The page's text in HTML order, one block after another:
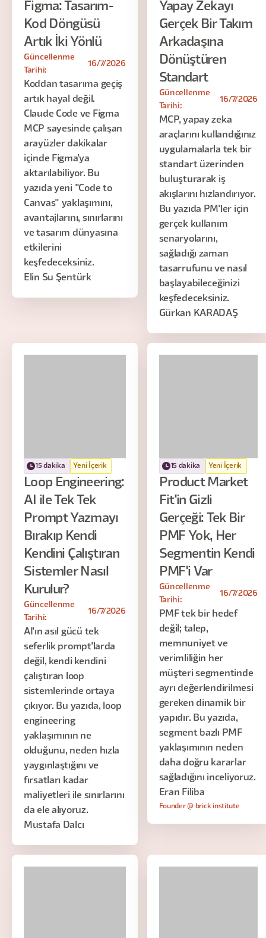
Figma: Tasarım-
Kod Döngüsü
Artık İki Yönlü
Güncellenme
Tarihi:
16/7/2026
Koddan tasarıma geçiş
artık hayal değil.
Claude Code ve Figma
MCP sayesinde çalışan
arayüzler dakikalar
içinde Figma'ya
aktarılabiliyor. Bu
yazıda yeni "Code to
Canvas" yaklaşımını,
avantajlarını, sınırlarını
ve tasarım dünyasına
etkilerini
keşfedeceksiniz.
Elin Su Şentürk
Yapay Zekayı
Gerçek Bir Takım
Arkadaşına
Dönüştüren
Standart
Güncellenme
Tarihi:
16/7/2026
MCP, yapay zeka
araçlarını kullandığınız
uygulamalarla tek bir
standart üzerinden
buluşturarak iş
akışlarını hızlandırıyor.
Bu yazıda PM'ler için
gerçek kullanım
senaryolarını,
sağladığı zaman
tasarrufunu ve nasıl
başlayabileceğinizi
keşfedeceksiniz.
Gürkan KARADAŞ
15 dakika Yeni İçerik
Loop Engineering:
AI ile Tek Tek
Prompt Yazmayı
Bırakıp Kendi
Kendini Çalıştıran
Sistemler Nasıl
Kurulur?
Güncellenme
Tarihi:
16/7/2026
AI'ın asıl gücü tek
seferlik prompt'larda
değil, kendi kendini
çalıştıran loop
sistemlerinde ortaya
çıkıyor. Bu yazıda, loop
engineering
yaklaşımının ne
olduğunu, neden hızla
yaygınlaştığını ve
fırsatları kadar
maliyetleri ile sınırlarını
da ele alıyoruz.
Mustafa Dalcı
15 dakika Yeni İçerik
Product Market
Fit'in Gizli
Gerçeği: Tek Bir
PMF Yok, Her
Segmentin Kendi
PMF'i Var
Güncellenme
Tarihi:
16/7/2026
PMF tek bir hedef
değil; talep,
memnuniyet ve
verimliliğin her
müşteri segmentinde
ayrı değerlendirilmesi
gereken dinamik bir
yapıdır. Bu yazıda,
segment bazlı PMF
yaklaşımının neden
daha doğru kararlar
sağladığını inceliyoruz.
Eran Filiba
Founder @ brick institute